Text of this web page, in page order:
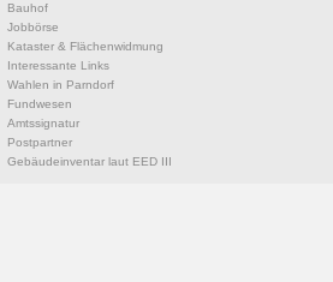
Bauhof
Jobbörse
Kataster & Flächenwidmung
Interessante Links
Wahlen in Parndorf
Fundwesen
Amtssignatur
Postpartner
Gebäudeinventar laut EED III